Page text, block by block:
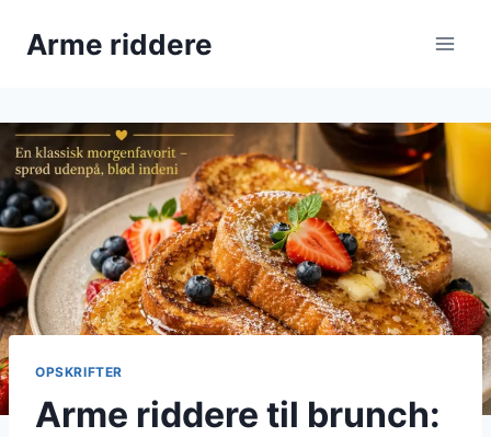
Arme riddere
OPSKRIFTER
Arme riddere til brunch: